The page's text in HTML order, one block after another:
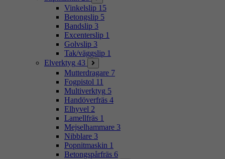
Vinkelslip 15
Betongslip 5
Bandslip 3
Excenterslip 1
Golvslip 3
Tak/väggslip 1
Elverktyg 43
Mutterdragare 7
Fogpistol 11
Multiverktyg 5
Handöverfräs 4
Elhyvel 2
Lamellfräs 1
Mejselhammare 3
Nibblare 3
Popnitmaskin 1
Betongspårfräs 6